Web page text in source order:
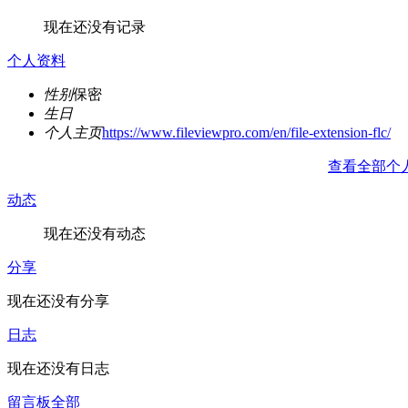
现在还没有记录
个人资料
性别保密
生日
个人主页https://www.fileviewpro.com/en/file-extension-flc/
查看全部个
动态
现在还没有动态
分享
现在还没有分享
日志
现在还没有日志
留言板全部